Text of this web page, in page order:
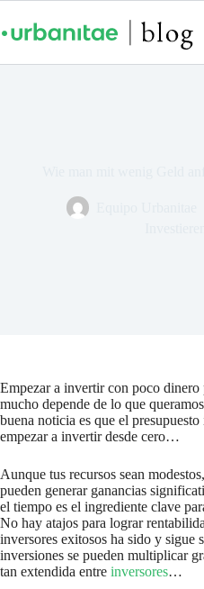
Empezar a invertir con poco dinero
mucho depende de lo que
buena noticia es que el
empezar a invertir desde cero…
Aunque tus recursos sean
pueden generar ganancias
el tiempo es el ingrediente clave
No hay atajos para lograr
inversores exitosos ha sido y sigue
inversiones se pueden multiplicar
tan extendida entre inversores…